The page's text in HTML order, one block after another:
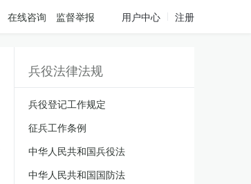
在线咨询 监督举报 用户中心 注册
兵役法律法规
兵役登记工作规定
征兵工作条例
中华人民共和国兵役法
中华人民共和国国防法